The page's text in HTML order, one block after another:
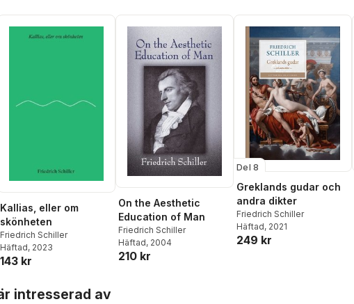
Kallias, eller om
skönheten
Friedrich Schiller
Häftad, 2023
143 kr
On the Aesthetic
Education of Man
Friedrich Schiller
Häftad, 2004
210 kr
Del 8
Greklands gudar och
andra dikter
Friedrich Schiller
Häftad, 2021
249 kr
intresserad av